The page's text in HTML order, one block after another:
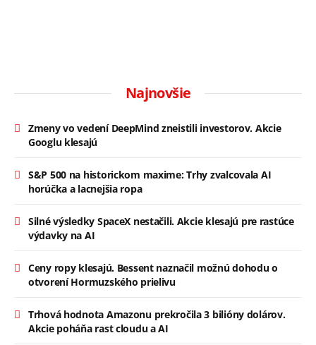
Najnovšie
Zmeny vo vedení DeepMind zneistili investorov. Akcie
Googlu klesajú
S&P 500 na historickom maxime: Trhy zvalcovala AI
horúčka a lacnejšia ropa
Silné výsledky SpaceX nestačili. Akcie klesajú pre rastúce
výdavky na AI
Ceny ropy klesajú. Bessent naznačil možnú dohodu o
otvorení Hormuzského prielivu
Trhová hodnota Amazonu prekročila 3 bilióny dolárov.
Akcie poháňa rast cloudu a AI